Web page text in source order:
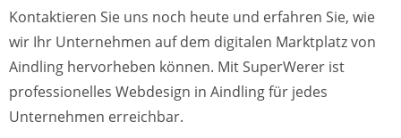
Kontaktieren Sie uns noch heute und erfahren Sie, wie
wir Ihr Unternehmen auf dem digitalen Marktplatz von
Aindling hervorheben können. Mit SuperWerer ist
professionelles Webdesign in Aindling für jedes
Unternehmen erreichbar.